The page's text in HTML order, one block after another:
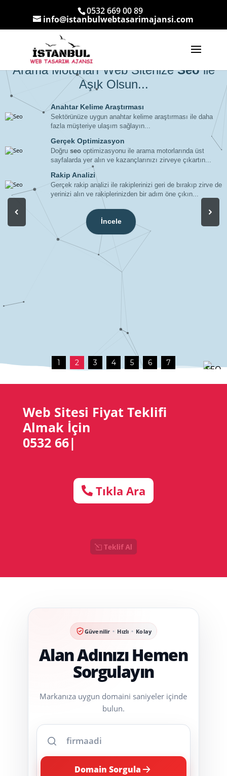
0532 669 00 89
info@istanbulwebtasarimajansi.com
Arama Motorları Web SitenizeSeoile
Aşık Olsun...
Anahtar Kelime Araştırması
Sektörünüze uygun anahtar kelime araştırması ile daha
fazla müşteriye ulaşım sağlayın...
Gerçek Optimizasyon
Doğru seo optimizasyonu ile arama motorlarında üst
sayfalarda yer alın ve kazançlarınızı zirveye çıkartın...
Rakip Analizi
Gerçek rakip analizi ile rakiplerinizi geri de bırakıp zirve de
yerinizi alın ve rakiplerinizden bir adım öne çıkın...
İncele
1 2 3 4 5 6 7
Web Sitesi Fiyat Teklifi
Almak İçin
0532 669 00 89
Tıkla Ara
Teklif Al
Güvenilir • Hızlı • Kolay
Alan Adınızı Hemen
Sorgulayın
Markanıza uygun domaini saniyeler içinde
bulun.
Domain Sorgula